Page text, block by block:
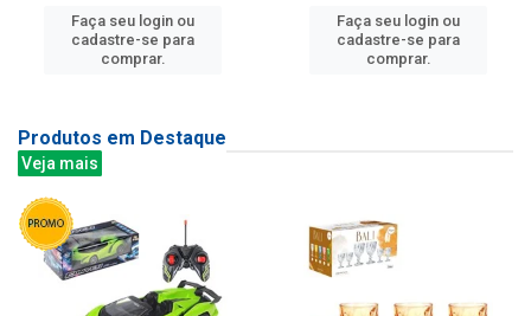
Faça seu login ou
cadastre-se para
comprar.
Faça seu login ou
cadastre-se para
comprar.
Produtos em Destaque
Veja mais